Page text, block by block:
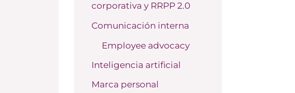
o
r
corporativa y RRPP 2.0
Comunicación interna
Employee advocacy
Inteligencia artificial
Marca personal